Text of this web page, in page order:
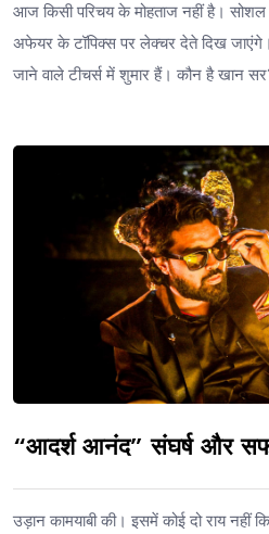
आज किसी परिचय के मोहताज नहीं है। सोशल
अफेयर के टॉपिक्स पर लेक्चर देते दिख जाएंगे।
जाने वाले टीचर्स में शुमार हैं। कौन है खान
“आदर्श आनंद” संघर्ष और
उड़ान कामयाबी की। इसमें कोई दो राय नहीं